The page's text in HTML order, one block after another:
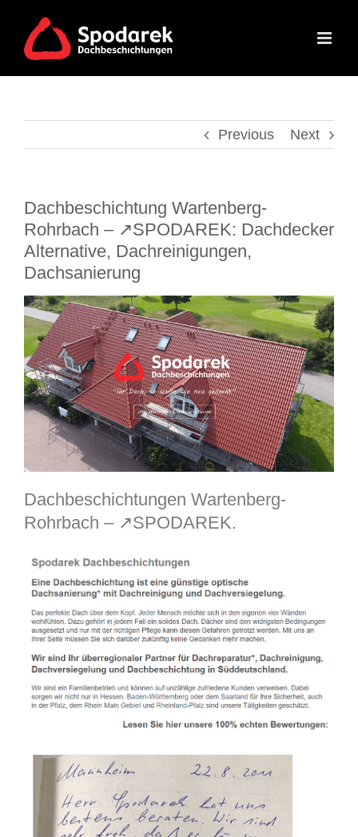
content
Previous Next
Dachbeschichtung Wartenberg-
Rohrbach – ↗️SPODAREK: Dachdecker
Alternative, Dachreinigungen,
Dachsanierung
Dachbeschichtungen Wartenberg-
Rohrbach – ↗️SPODAREK.